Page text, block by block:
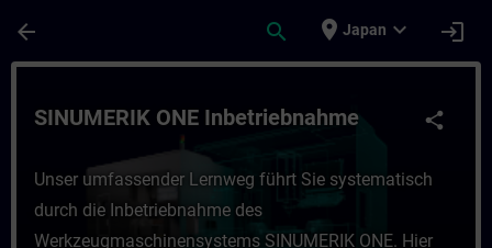
arrow_back search place Japan expand_more login
share
SINUMERIK ONE Inbetriebnahme
Unser umfassender Lernweg führt Sie systematisch
durch die Inbetriebnahme des
Werkzeugmaschinensystems SINUMERIK ONE. Hier